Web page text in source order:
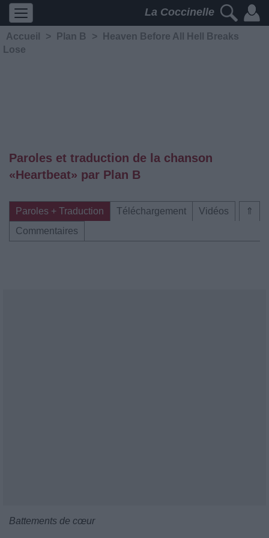
La Coccinelle
Accueil > Plan B >
Heaven Before All Hell Breaks
Lose
Paroles et traduction de la chanson
«Heartbeat» par Plan B
⇑
Paroles + Traduction Téléchargement
Vidéos
Commentaires
Battements de cœur